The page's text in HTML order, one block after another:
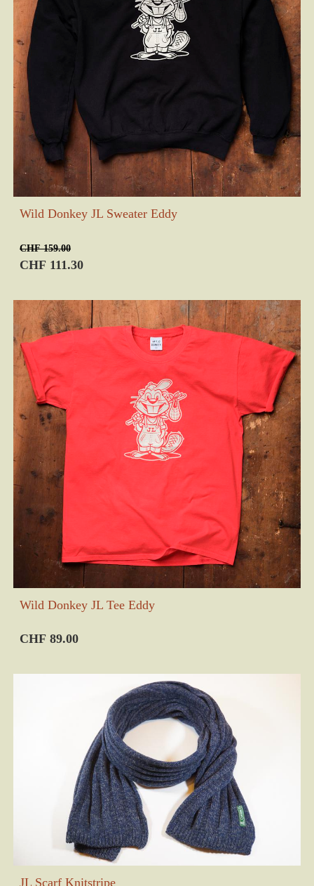
Wild Donkey JL Sweater Eddy
CHF 159.00
CHF 111.30
Wild Donkey JL Tee Eddy
CHF 89.00
JL Scarf Knitstripe